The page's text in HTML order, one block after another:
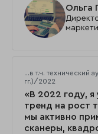
Ольга
…в т.ч. технический
гг.)/2022
«В 2022 году,
тренд на рост
мы активно
сканеры,